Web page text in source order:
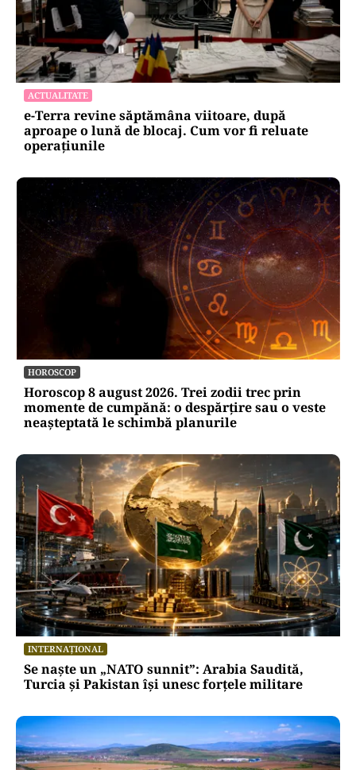
ACTUALITATE
e-Terra revine săptămâna viitoare, după
aproape o lună de blocaj. Cum vor fi reluate
operațiunile
HOROSCOP
Horoscop 8 august 2026. Trei zodii trec prin
momente de cumpănă: o despărțire sau o veste
neașteptată le schimbă planurile
INTERNAȚIONAL
Se naște un „NATO sunnit”: Arabia Saudită,
Turcia și Pakistan își unesc forțele militare